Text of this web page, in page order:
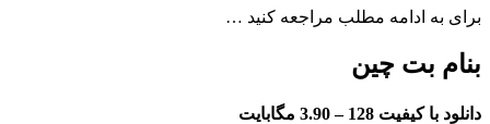
ادامه مطلب مراجعه کنید …
چین
128 – 3.90 مگابایت